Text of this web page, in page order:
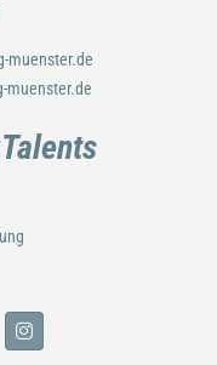
muenster.de
muenster.de